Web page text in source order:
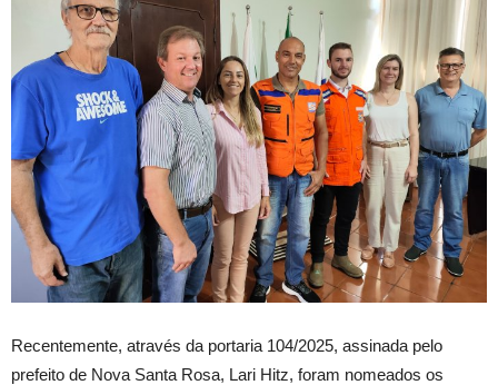
Recentemente, através da portaria 104/2025, assinada pelo
prefeito de Nova Santa Rosa, Lari Hitz, foram nomeados os